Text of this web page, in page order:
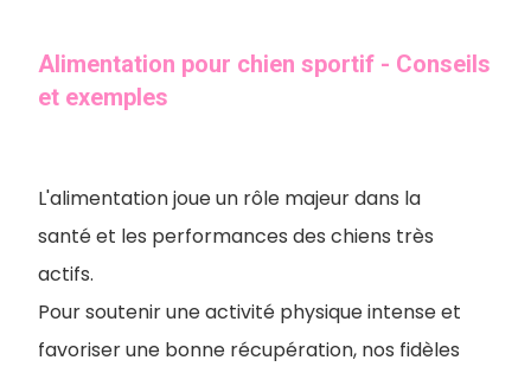
Alimentation pour chien sportif - Conseils
et exemples
L'alimentation joue un rôle majeur dans la
santé et les performances des chiens très
actifs.
Pour soutenir une activité physique intense et
favoriser une bonne récupération, nos fidèles